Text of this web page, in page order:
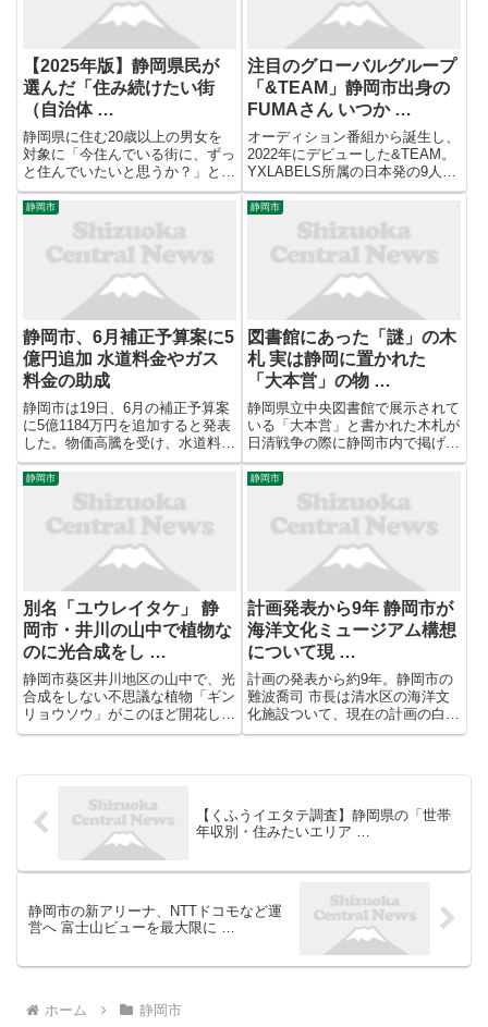
【2025年版】静岡県民が
選んだ「住み続けたい街
（自治体 …
静岡県に住む20歳以上の男女を
対象に「今住んでいる街に、ずっ
と住んでいたいと思うか？」とい
う設問で評価し、「いい部屋ネッ
ト 住み続けたい街ランキング
2025＜静岡県版＞」を発表しま
した。調査は2021年～2025年の
回答を累積して集計（一部...
注目のグローバルグループ
「&TEAM」静岡市出身の
FUMAさん いつか …
オーディション番組から誕生し、
2022年にデビューした&TEAM。
YXLABELS所属の日本発の9人組
のグローバルグループです。 メ
ンバーの一人FUMAさんは静岡県
静岡市出身。2025年はアジアツ
アーも成功させ、紅白歌合戦にも
初出場しました...
静岡市
静岡市、6月補正予算案に5
億円追加 水道料金やガス
料金の助成
静岡市は19日、6月の補正予算案
に5億1184万円を追加すると発表
した。物価高騰を受け、水道料金
と工業用のLPガス料金に対して
支援する。追加後の2026年度の
一般会計は4047億2802万円とな
る。水道料金の負担軽減には4億
9984万円を盛...
静岡市
図書館にあった「謎」の木
札 実は静岡に置かれた
「大本営」の物 …
静岡県立中央図書館で展示されて
いる「大本営」と書かれた木札が
日清戦争の際に静岡市内で掲げら
れたものだったことが新たに明ら
かになりました。 県立中央図書
館の創立100周年を記念する展示
のひとつとして公開されている
「大本営」と書かれた木札。
静岡市
別名「ユウレイタケ」 静
岡市・井川の山中で植物な
のに光合成をし …
静岡市葵区井川地区の山中で、光
合成をしない不思議な植物「ギン
リョウソウ」がこのほど開花し
た。昼でも薄暗い森林内で、一風
静岡市
計画発表から9年 静岡市が
海洋文化ミュージアム構想
について現 …
計画の発表から約9年。静岡市の
難波喬司 市長は清水区の海洋文
化施設ついて、現在の計画の白紙
化を発表しました。 静岡市・難
【くふうイエタテ調査】静岡県の「世帯
年収別・住みたいエリア …
静岡市の新アリーナ、NTTドコモなど運
営へ 富士山ビューを最大限に …
ホーム 静岡市